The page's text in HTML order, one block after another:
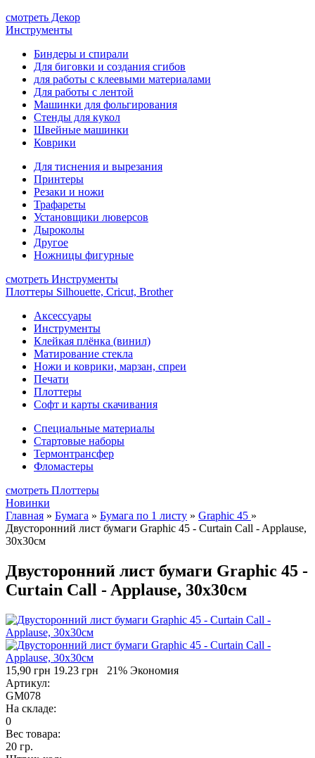
смотреть Декор
Инструменты
Биндеры и спирали
Для биговки и создания сгибов
для работы с клеевыми материалами
Для работы с лентой
Машинки для фольгирования
Стенды для кукол
Швейные машинки
Коврики
Для тиснения и вырезания
Принтеры
Резаки и ножи
Трафареты
Установщики люверсов
Дыроколы
Другое
Ножницы фигурные
смотреть Инструменты
Плоттеры Silhouette, Cricut, Brother
Аксессуары
Инструменты
Клейкая плёнка (винил)
Матирование стекла
Ножи и коврики, марзан, спреи
Печати
Плоттеры
Софт и карты скачивания
Специальные материалы
Стартовые наборы
Термонтрансфер
Фломастеры
смотреть Плоттеры
Новинки
Главная » Бумага » Бумага по 1 листу » Graphic 45 »
Двусторонний лист бумаги Graphic 45 - Curtain Call - Applause,
30х30см
Двусторонний лист бумаги Graphic 45 -
Curtain Call - Applause, 30х30см
15,90 грн 19.23 грн
21% Экономия
Артикул:
GM078
На складе:
0
Вес товара:
20 гр.